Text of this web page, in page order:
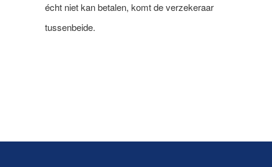
écht niet kan betalen, komt de verzekeraar
tussenbeide.